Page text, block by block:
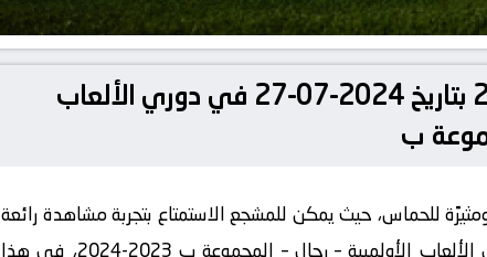
تفاصيل وموعد مباراة أوكرانيا تحت 23 و المغرب تحت 23 بتاريخ 2024-07-27 في دوري الألعاب
ب
للحماس، حيث يمكن للمشجع الاستمتاع بتجربة مشاهدة رائعة
لمباراة فريقه المفضل ومنافسه في بطولة الألعاب الأولمبية, كرة القدم في الألعاب الأولمبية – رجال – المجموعة ب 2023-2024، في هذا